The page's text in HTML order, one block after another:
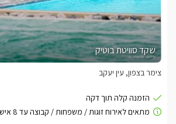
שקד סוויטת בוטיק
צימר בצפון, עין יעקב